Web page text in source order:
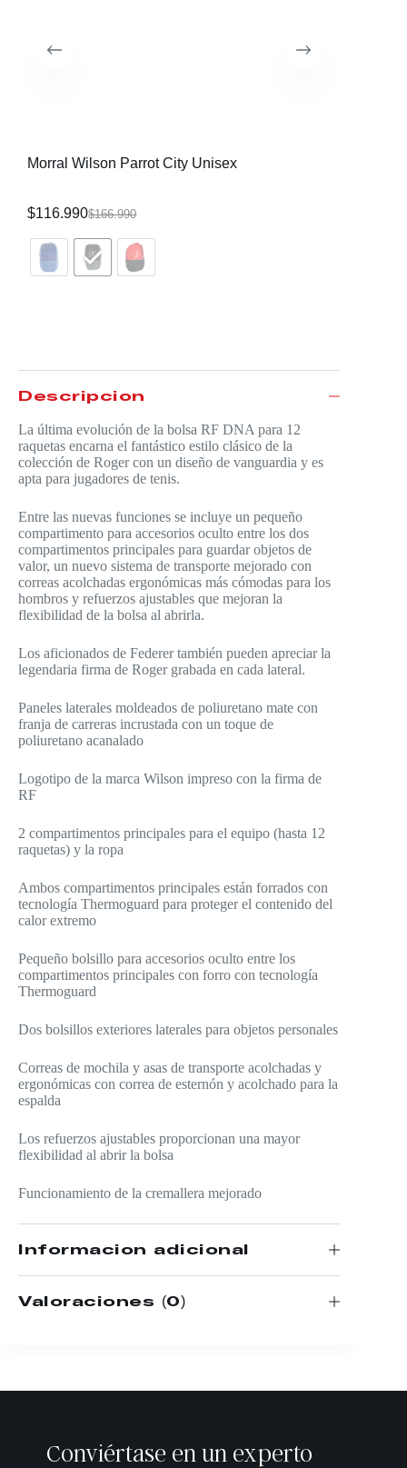
Morral Wilson Parrot City Unisex
$166.990
$116.990
Descripción
La última evolución de la bolsa RF DNA para 12
raquetas encarna el fantástico estilo clásico de la
colección de Roger con un diseño de vanguardia y es
apta para jugadores de tenis.
Entre las nuevas funciones se incluye un pequeño
compartimento para accesorios oculto entre los dos
compartimentos principales para guardar objetos de
valor, un nuevo sistema de transporte mejorado con
correas acolchadas ergonómicas más cómodas para los
hombros y refuerzos ajustables que mejoran la
flexibilidad de la bolsa al abrirla.
Los aficionados de Federer también pueden apreciar la
legendaria firma de Roger grabada en cada lateral.
Paneles laterales moldeados de poliuretano mate con
franja de carreras incrustada con un toque de
poliuretano acanalado
Logotipo de la marca Wilson impreso con la firma de
RF
2 compartimentos principales para el equipo (hasta 12
raquetas) y la ropa
Ambos compartimentos principales están forrados con
tecnología Thermoguard para proteger el contenido del
calor extremo
Pequeño bolsillo para accesorios oculto entre los
compartimentos principales con forro con tecnología
Thermoguard
Dos bolsillos exteriores laterales para objetos personales
Correas de mochila y asas de transporte acolchadas y
ergonómicas con correa de esternón y acolchado para la
espalda
Los refuerzos ajustables proporcionan una mayor
flexibilidad al abrir la bolsa
Funcionamiento de la cremallera mejorado
Información adicional
Valoraciones (0)
Conviértase en un experto